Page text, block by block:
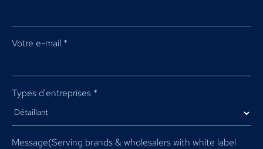
Votre e-mail *
Types d'entreprises *
Message(Serving brands & wholesalers with white label